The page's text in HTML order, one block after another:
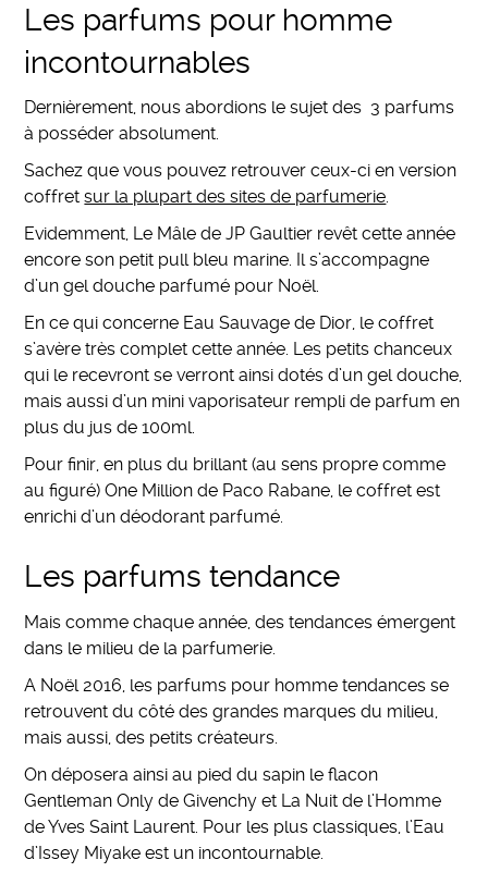
Les parfums pour homme
incontournables
Dernièrement, nous abordions le sujet des 3 parfums
à posséder absolument.
Sachez que vous pouvez retrouver ceux-ci en version
coffretsur la plupart des sites de parfumerie.
Evidemment, Le Mâle de JP Gaultier revêt cette année
encore son petit pull bleu marine. Il s’accompagne
d’un gel douche parfumé pour Noël.
En ce qui concerne Eau Sauvage de Dior, le coffret
s’avère très complet cette année. Les petits chanceux
qui le recevront se verront ainsi dotés d’un gel douche,
mais aussi d’un mini vaporisateur rempli de parfum en
plus du jus de 100ml.
Pour finir, en plus du brillant (au sens propre comme
au figuré) One Million de Paco Rabane, le coffret est
enrichi d’un déodorant parfumé.
Les parfums tendance
Mais comme chaque année, des tendances émergent
dans le milieu de la parfumerie.
A Noël 2016, les parfums pour homme tendances se
retrouvent du côté des grandes marques du milieu,
mais aussi, des petits créateurs.
On déposera ainsi au pied du sapin le flacon
Gentleman Only de Givenchy et La Nuit de l’Homme
de Yves Saint Laurent. Pour les plus classiques, l’Eau
d’Issey Miyake est un incontournable.